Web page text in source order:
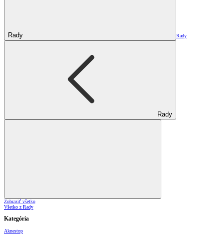
Rady Rady
Rady
Zobraziť všetko
Všetko z Rady
Kategória
Aknestop